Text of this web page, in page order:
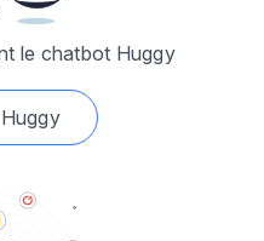
le chatbot Huggy